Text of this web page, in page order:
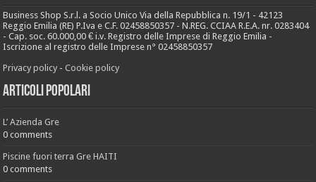
Business Shop S.r.l. a Socio Unico Via della Repubblica n. 19/1 - 42123
Reggio Emilia (RE) P.Iva e C.F. 02458850357 - N.REG. CCIAA R.E.A. nr. 0283404
- Cap. soc. 60.000,00 € i.v. Registro delle Imprese di Reggio Emilia -
Iscrizione al registro delle Imprese n° 02458850357
Privacy policy -Cookie policy
Articoli popolari
L’ Azienda Gre
0 comments
Piscine fuori terra Gre HAITI
0 comments